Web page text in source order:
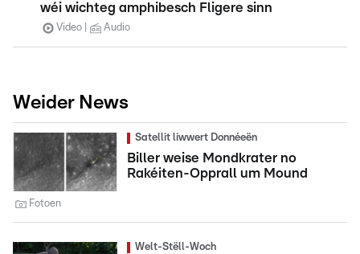
wéi wichteg amphibesch Fligere sinn
Video Audio
Weider News
Satellit liwwert Donnéeën
Biller weise Mondkrater no
Rakéiten-Opprall um Mound
Fotoen
Welt-Stëll-Woch